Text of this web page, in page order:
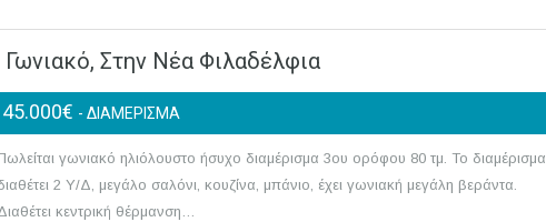
Στην Νέα Φιλαδέλφια
- ΔΙΑΜΕΡΙΣΜΑ
γωνιακό ηλιόλουστο ήσυχο διαμέρισμα 3ου ορόφου 80 τμ. Το διαμέρισμα
2 Υ/Δ, μεγάλο σαλόνι, κουζίνα, μπάνιο, έχει γωνιακή μεγάλη βεράντα.
κεντρική θέρμανση…